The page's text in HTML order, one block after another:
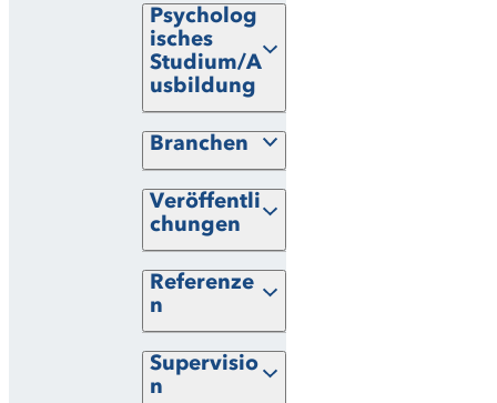
Psycholog
isches
Studium/A
usbildung
Branchen
Veröffentli
chungen
Referenze
n
Supervisio
n